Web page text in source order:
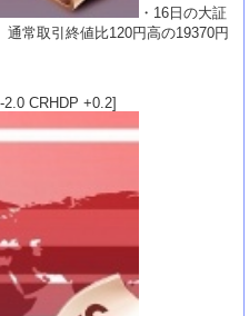
・16日の大証
常取引終値比120円高の19370円
CRHDP +0.2]